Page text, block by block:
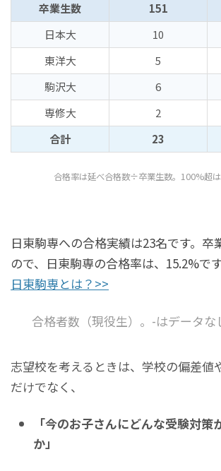
卒業生数 151
日本大
10
東洋大
5
駒沢大
6
専修大
2
合計
23
合格率は延べ合格数÷卒業生数。100%超は
日東駒専への合格実績は23名です。卒
ので、日東駒専の合格率は、15.2%です
日東駒専とは？>>
合格者数（現役生）。-はデータな
志望校を考えるときは、学校の偏差値
だけでなく、
「今のお子さんにどんな受験対策
か」